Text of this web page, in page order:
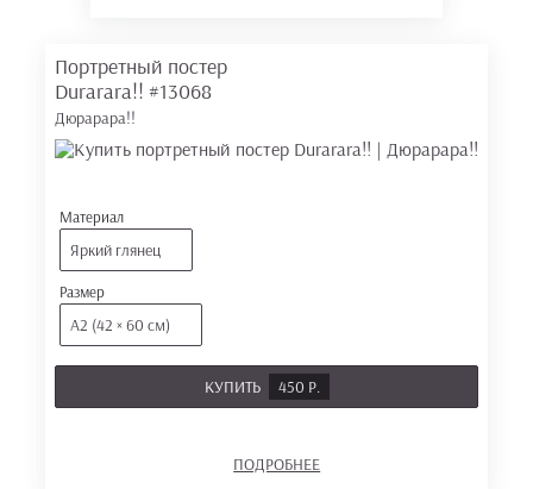
Портретный постер
Durarara!! #13068
Дюрарара!!
Материал
Яркий глянец
Размер
А2 (42 × 60 см)
КУПИТЬ 450 Р.
ПОДРОБНЕЕ